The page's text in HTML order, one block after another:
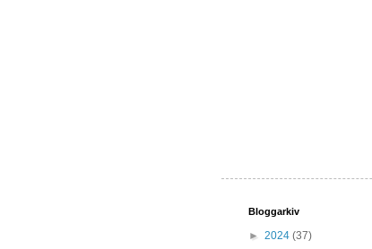
Bloggarkiv
► 2024 (37)